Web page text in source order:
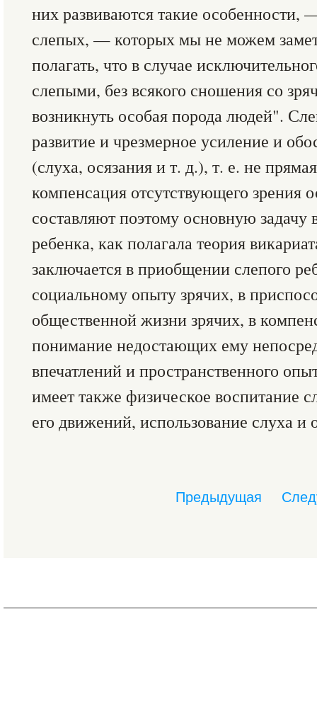
них развиваются такие
слепых, — которых мы не можем
полагать, что в случае
слепыми, без всякого сношения со
возникнуть особая порода людей".
развитие и чрезмерное усиление и
(слуха, осязания и т. д.), т. е. не
компенсация отсутствующего зрения
составляют поэтому основную задачу
ребенка, как полагала теория
заключается в приобщении слепого
социальному опыту зрячих, в
общественной жизни зрячих, в
понимание недостающих ему
впечатлений и пространственного
имеет также физическое воспитание
его движений, использование слуха и
Предыдущая